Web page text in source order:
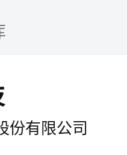
份有限公司